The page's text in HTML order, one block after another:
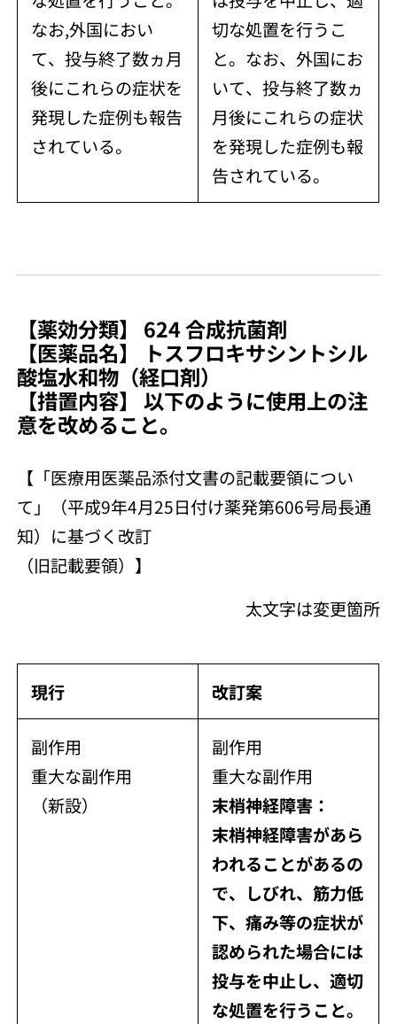
なお,外国におい
て、投与終了数ヵ月
後にこれらの症状を
発現した症例も報告
されている。
切な処置を行うこ
と。なお、外国にお
いて、投与終了数ヵ
月後にこれらの症状
を発現した症例も報
告されている。
【薬効分類】 624 合成抗菌剤
【医薬品名】 トスフロキサシントシル
酸塩水和物（経口剤）
【措置内容】 以下のように使用上の注
意を改めること。
【「医療用医薬品添付文書の記載要領につい
て」（平成9年4月25日付け薬発第606号局長通
知）に基づく改訂
（旧記載要領）】
太文字は変更箇所
現行 改訂案
副作用
重大な副作用
（新設）
副作用
重大な副作用
末梢神経障害：
末梢神経障害があら
われることがあるの
で、しびれ、筋力低
下、痛み等の症状が
認められた場合には
投与を中止し、適切
な処置を行うこと。